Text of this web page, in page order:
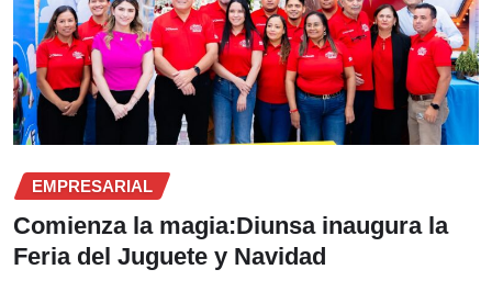
EMPRESARIAL
Comienza la magia:Diunsa inaugura la
Feria del Juguete y Navidad